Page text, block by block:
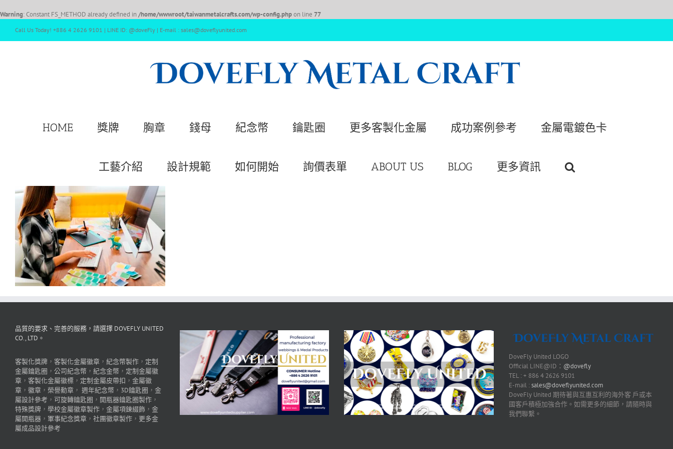
Warning: Constant FS_METHOD already defined in /home/wwwroot/taiwanmetalcrafts.com/wp-config.phpon line 77
Call Us Today! +886 4 2626 9101 | LINE ID: @doveFly | E-mail : sales@doveflyunited.com
HOME 獎牌 胸章 錢母 紀念幣 鑰匙圈 更多客製化金屬 成功案例參考 金屬電鍍色卡
工藝介紹 設計規範 如何開始 詢價表單 ABOUT US BLOG 更多資訊
品質的要求、完善的服務，請選擇 DOVEFLY UNITED
CO., LTD。
客製化獎牌 ， 客製化金屬徽章 ， 紀念幣製作 ， 定制
金屬鑰匙圈 ， 公司紀念幣 ， 紀念金幣 ， 定制金屬徽
章 ， 客製化金屬徽標 ， 定制金屬皮帶扣 ， 金屬徽
章 ， 徽章 ， 榮譽勳章 ， 週年紀念幣 ， 3D鑰匙圈 ， 金
屬設計參考 ， 可旋轉鑰匙圈 ， 開瓶器鑰匙圈製作 ，
特殊獎牌 ， 學校金屬徽章製作 ， 金屬項鍊綴飾 ， 金
屬開瓶器 ， 軍事紀念獎章 ， 社團徽章製作 ， 更多金
屬成品設計參考
DoveFly United LOGO
Official LINE@ID： @dovefly
TEL : + 886 4 2626 9101
E-mail :sales@doveflyunited.com
DoveFly United 期待著與互惠互利的海外客 戶或本
國客戶積極加強合作。如需更多的細節，請隨時與
我們聯繫。